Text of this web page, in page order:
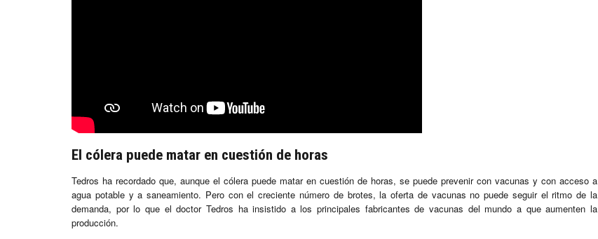
El cólera puede matar en cuestión de horas
Tedros ha recordado que, aunque el cólera puede matar en cuestión de horas, se puede prevenir con vacunas y con acceso a
agua potable y a saneamiento. Pero con el creciente número de brotes, la oferta de vacunas no puede seguir el ritmo de la
demanda, por lo que el doctor Tedros ha insistido a los principales fabricantes de vacunas del mundo a que aumenten la
producción.